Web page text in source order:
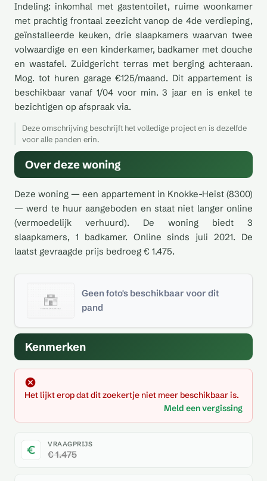
Indeling: inkomhal met gastentoilet, ruime woonkamer
met prachtig frontaal zeezicht vanop de 4de verdieping,
geïnstalleerde keuken, drie slaapkamers waarvan twee
volwaardige en een kinderkamer, badkamer met douche
en wastafel. Zuidgericht terras met berging achteraan.
Mog. tot huren garage €125/maand. Dit appartement is
beschikbaar vanaf 1/04 voor min. 3 jaar en is enkel te
bezichtigen op afspraak via.
Deze omschrijving beschrijft het volledige project en is dezelfde
voor alle panden erin.
Over deze woning
Deze woning — een appartement in Knokke-Heist (8300)
— werd te huur aangeboden en staat niet langer online
(vermoedelijk verhuurd). De woning biedt 3
slaapkamers, 1 badkamer. Online sinds juli 2021. De
laatst gevraagde prijs bedroeg € 1.475.
Geen foto's beschikbaar voor dit
pand
Kenmerken
Het lijkt erop dat dit zoekertje niet meer beschikbaar is.
Meld een vergissing
VRAAGPRIJS
€ 1.475